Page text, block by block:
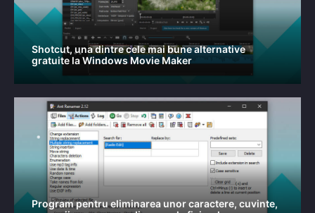
Shotcut, una dintre cele mai bune alternative
gratuite la Windows Movie Maker
Program pentru eliminarea unor caractere, cuvinte,